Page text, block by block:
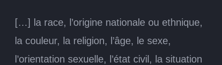
[…] la race, l’origine nationale ou ethnique,
la couleur, la religion, l’âge, le sexe,
l’orientation sexuelle, l’état civil, la situation